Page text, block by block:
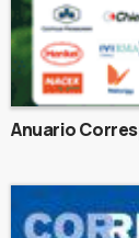
Anuario